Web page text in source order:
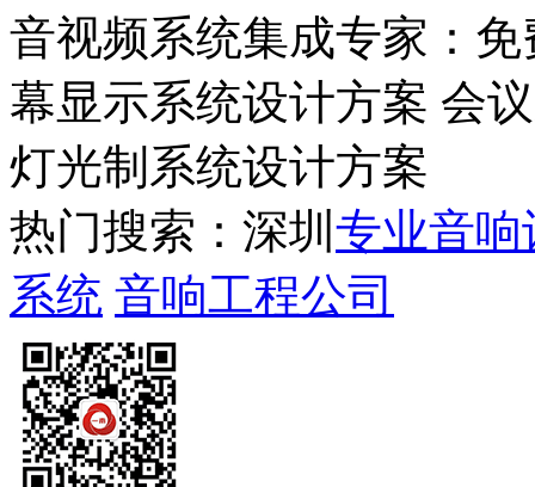
音视频系统集成专家：
幕显示系统设计方案 会
灯光制系统设计方案
热门搜索：深圳 专业音响
系统 音响工程公司